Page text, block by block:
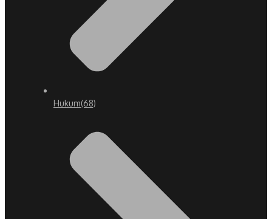
Hukum(68)